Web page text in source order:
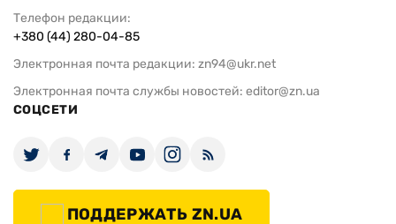
Телефон редакции:
+380 (44) 280-04-85
Электронная почта редакции: zn94@ukr.net
Электронная почта службы новостей: editor@zn.ua
СОЦСЕТИ
ПОДДЕРЖАТЬ ZN.UA